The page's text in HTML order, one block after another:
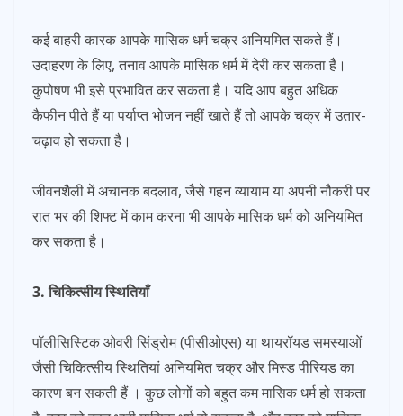
कई बाहरी कारक आपके मासिक धर्म चक्र अनियमित सकते हैं।
उदाहरण के लिए, तनाव आपके मासिक धर्म में देरी कर सकता है।
कुपोषण भी इसे प्रभावित कर सकता है। यदि आप बहुत अधिक
कैफीन पीते हैं या पर्याप्त भोजन नहीं खाते हैं तो आपके चक्र में उतार-
चढ़ाव हो सकता है।
जीवनशैली में अचानक बदलाव, जैसे गहन व्यायाम या अपनी नौकरी पर
रात भर की शिफ्ट में काम करना भी आपके मासिक धर्म को अनियमित
कर सकता है।
3. चिकित्सीय स्थितियाँ
पॉलीसिस्टिक ओवरी सिंड्रोम (पीसीओएस) या थायरॉयड समस्याओं
जैसी चिकित्सीय स्थितियां अनियमित चक्र और मिस्ड पीरियड का
कारण बन सकती हैं । कुछ लोगों को बहुत कम मासिक धर्म हो सकता